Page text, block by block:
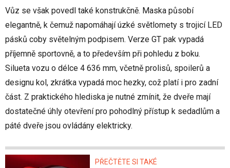
Vůz se však povedl také konstrukčně. Maska působí
elegantně, k čemuž napomáhají úzké světlomety s trojicí LED
pásků coby světelným podpisem. Verze GT pak vypadá
příjemně sportovně, a to především při pohledu z boku.
Silueta vozu o délce 4 636 mm, včetně prolisů, spoilerů a
designu kol, zkrátka vypadá moc hezky, což platí i pro zadní
část. Z praktického hlediska je nutné zmínit, že dveře mají
dostatečné úhly otevření pro pohodlný přístup k sedadlům a
páté dveře jsou ovládány elektricky.
PŘEČTĚTE SI TAKÉ